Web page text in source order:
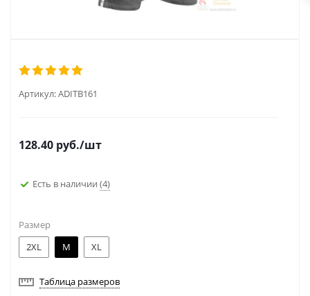
Артикул:ADITB161
128.40 руб./шт
Есть в наличии (4)
Размер
2XL
M XL
Таблица размеров